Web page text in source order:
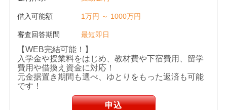
借入可能額 1万円 ～ 1000万円
審査回答期間 最短即日
【WEB完結可能！】
入学金や授業料をはじめ、教材費や下宿費用、留学
費用や借換え資金に対応！
元金据置き期間も選べ、ゆとりをもった返済も可能
です！
申込